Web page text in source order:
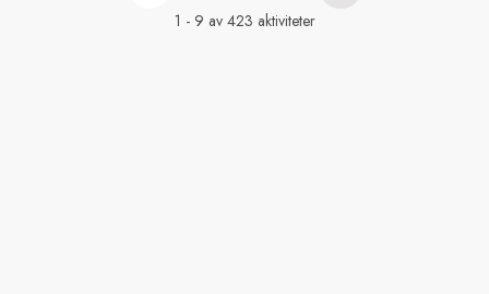
1 - 9 av 423 aktiviteter